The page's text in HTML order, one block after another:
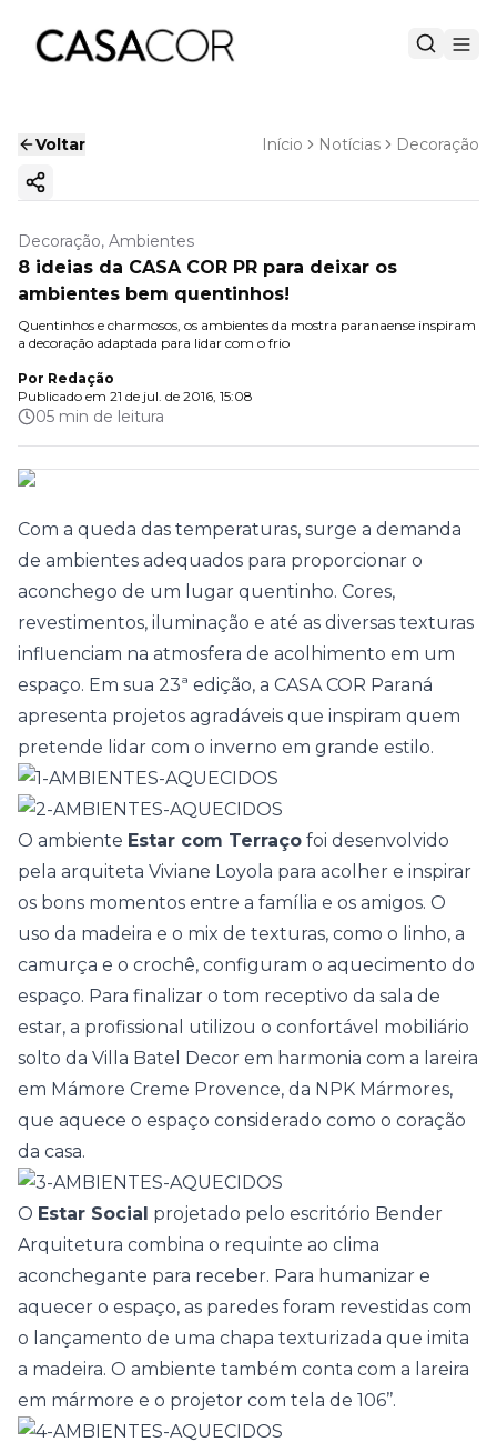
Voltar Início Notícias Decoração
Copiar link
Decoração, Ambientes
8 ideias da CASA COR PR para deixar os
ambientes bem quentinhos!
Quentinhos e charmosos, os ambientes da mostra paranaense inspiram
a decoração adaptada para lidar com o frio
Por Redação
Publicado em 21 de jul. de 2016, 15:08
05 min de leitura
Com a queda das temperaturas, surge a demanda
de ambientes adequados para proporcionar o
aconchego de um lugar quentinho. Cores,
revestimentos, iluminação e até as diversas texturas
influenciam na atmosfera de acolhimento em um
espaço. Em sua 23ª edição, a CASA COR Paraná
apresenta projetos agradáveis que inspiram quem
pretende lidar com o inverno em grande estilo.
O ambiente Estar com Terraço foi desenvolvido
pela arquiteta Viviane Loyola para acolher e inspirar
os bons momentos entre a família e os amigos. O
uso da madeira e o mix de texturas, como o linho, a
camurça e o crochê, configuram o aquecimento do
espaço. Para finalizar o tom receptivo da sala de
estar, a profissional utilizou o confortável mobiliário
solto da Villa Batel Decor em harmonia com a lareira
em Mámore Creme Provence, da NPK Mármores,
que aquece o espaço considerado como o coração
da casa.
O Estar Social projetado pelo escritório Bender
Arquitetura combina o requinte ao clima
aconchegante para receber. Para humanizar e
aquecer o espaço, as paredes foram revestidas com
o lançamento de uma chapa texturizada que imita
a madeira. O ambiente também conta com a lareira
em mármore e o projetor com tela de 106’’.